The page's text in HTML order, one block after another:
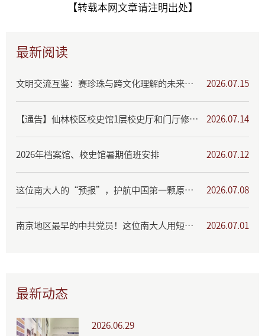
【转载本网文章请注明出处】
最新阅读
文明交流互鉴：赛珍珠与跨文化理解的未来国际学术研讨会通知 2026.07.15
【通告】仙林校区校史馆1层校史厅和门厅修缮出新、暂停开放 2026.07.14
2026年档案馆、校史馆暑期值班安排 2026.07.12
这位南大人的“预报”，护航中国第一颗原子弹爆炸成功！ 2026.07.08
南京地区最早的中共党员！这位南大人用短暂一生书写报国丹心 2026.07.01
最新动态
2026.06.29